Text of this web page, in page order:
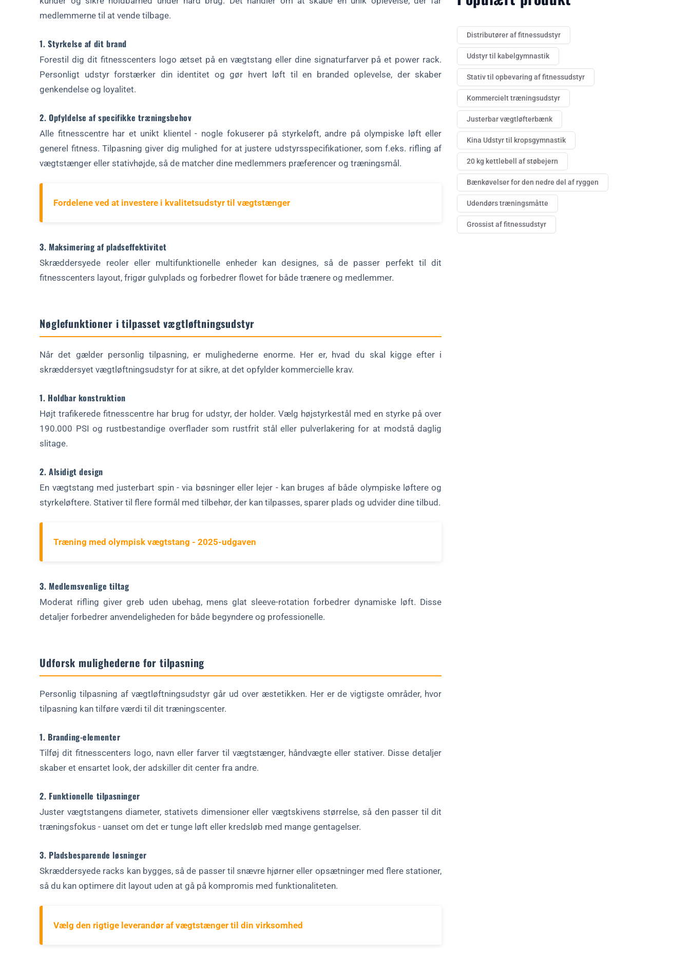
medlemmerne til at vende tilbage.
1. Styrkelse af dit brand
Forestil dig dit fitnesscenters logo ætset på en vægtstang eller dine signaturfarver på et power rack.
Personligt udstyr forstærker din identitet og gør hvert løft til en branded oplevelse, der skaber
genkendelse og loyalitet.
2. Opfyldelse af specifikke træningsbehov
Alle fitnesscentre har et unikt klientel - nogle fokuserer på styrkeløft, andre på olympiske løft eller
generel fitness. Tilpasning giver dig mulighed for at justere udstyrsspecifikationer, som f.eks. rifling af
vægtstænger eller stativhøjde, så de matcher dine medlemmers præferencer og træningsmål.
Fordelene ved at investere i kvalitetsudstyr til vægtstænger
3. Maksimering af pladseffektivitet
Skræddersyede reoler eller multifunktionelle enheder kan designes, så de passer perfekt til dit
fitnesscenters layout, frigør gulvplads og forbedrer flowet for både trænere og medlemmer.
Nøglefunktioner i tilpasset vægtløftningsudstyr
Når det gælder personlig tilpasning, er mulighederne enorme. Her er, hvad du skal kigge efter i
skræddersyet vægtløftningsudstyr for at sikre, at det opfylder kommercielle krav.
1. Holdbar konstruktion
Højt trafikerede fitnesscentre har brug for udstyr, der holder. Vælg højstyrkestål med en styrke på over
190.000 PSI og rustbestandige overflader som rustfrit stål eller pulverlakering for at modstå daglig
slitage.
2. Alsidigt design
En vægtstang med justerbart spin - via bøsninger eller lejer - kan bruges af både olympiske løftere og
styrkeløftere. Stativer til flere formål med tilbehør, der kan tilpasses, sparer plads og udvider dine tilbud.
Træning med olympisk vægtstang - 2025-udgaven
3. Medlemsvenlige tiltag
Moderat rifling giver greb uden ubehag, mens glat sleeve-rotation forbedrer dynamiske løft. Disse
detaljer forbedrer anvendeligheden for både begyndere og professionelle.
Udforsk mulighederne for tilpasning
Personlig tilpasning af vægtløftningsudstyr går ud over æstetikken. Her er de vigtigste områder, hvor
tilpasning kan tilføre værdi til dit træningscenter.
1. Branding-elementer
Tilføj dit fitnesscenters logo, navn eller farver til vægtstænger, håndvægte eller stativer. Disse detaljer
skaber et ensartet look, der adskiller dit center fra andre.
2. Funktionelle tilpasninger
Juster vægtstangens diameter, stativets dimensioner eller vægtskivens størrelse, så den passer til dit
træningsfokus - uanset om det er tunge løft eller kredsløb med mange gentagelser.
3. Pladsbesparende løsninger
Skræddersyede racks kan bygges, så de passer til snævre hjørner eller opsætninger med flere stationer,
så du kan optimere dit layout uden at gå på kompromis med funktionaliteten.
Vælg den rigtige leverandør af vægtstænger til din virksomhed
Distributører af fitnessudstyr
Udstyr til kabelgymnastik
Stativ til opbevaring af fitnessudstyr
Kommercielt træningsudstyr
Justerbar vægtløfterbænk
Kina Udstyr til kropsgymnastik
20 kg kettlebell af støbejern
Bænkøvelser for den nedre del af ryggen
Udendørs træningsmåtte
Grossist af fitnessudstyr